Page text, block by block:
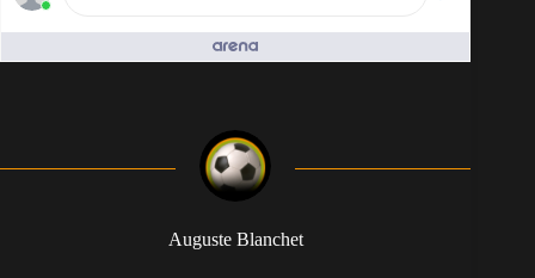
People who like it ()
Auguste Blanchet